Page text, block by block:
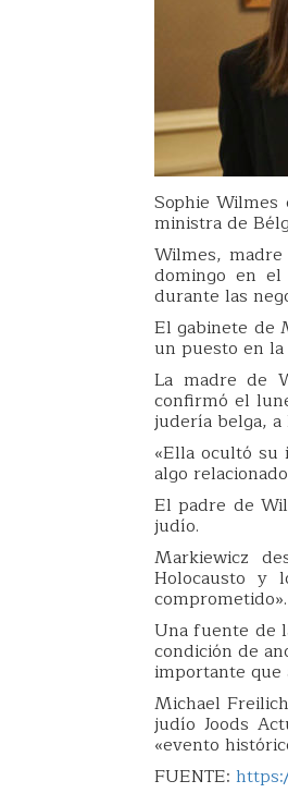
Sophie
ministra de
Wilmes,
domingo en
durante las
El gabinete de
un puesto en
La madre de
confirmó el
judería belga, a
«Ella ocultó
algo
El padre de
judío.
Markiewicz
Holocausto y
comprometido».
Una fuente de
condición de
importante que
Michael
judío Joods
«evento
FUENTE: